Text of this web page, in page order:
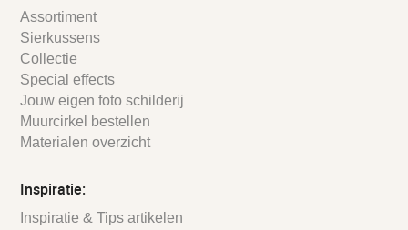
Assortiment
Sierkussens
Collectie
Special effects
Jouw eigen foto schilderij
Muurcirkel bestellen
Materialen overzicht
Inspiratie:
Inspiratie & Tips artikelen